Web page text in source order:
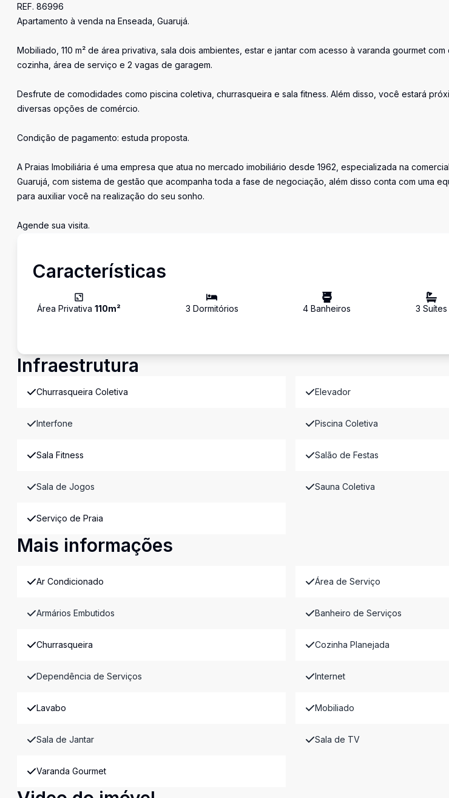
REF. 86996
Apartamento à venda na Enseada, Guarujá.
Mobiliado, 110 m² de área privativa, sala dois ambientes, estar e jantar com acesso à varanda gourmet com
cozinha, área de serviço e 2 vagas de garagem.
Desfrute de comodidades como piscina coletiva, churrasqueira e sala fitness. Além disso, você estará
diversas opções de comércio.
Condição de pagamento: estuda proposta.
A Praias Imobiliária é uma empresa que atua no mercado imobiliário desde 1962, especializada na
Guarujá, com sistema de gestão que acompanha toda a fase de negociação, além disso conta com uma
para auxiliar você na realização do seu sonho.
Agende sua visita.
Características
Área Privativa 110m² 3 Dormitórios 4 Banheiros 3 Suítes
Infraestrutura
Churrasqueira Coletiva Elevador
Interfone Piscina Coletiva
Sala Fitness Salão de Festas
Sala de Jogos Sauna Coletiva
Serviço de Praia
Mais informações
Ar Condicionado Área de Serviço
Armários Embutidos Banheiro de Serviços
Churrasqueira Cozinha Planejada
Dependência de Serviços Internet
Lavabo Mobiliado
Sala de Jantar Sala de TV
Varanda Gourmet